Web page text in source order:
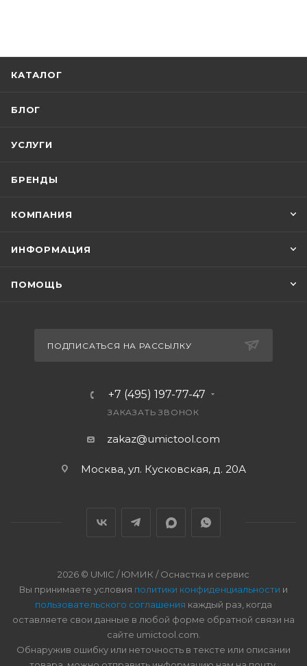
КАТАЛОГ
БЛОГ
УСЛУГИ
БРЕНДЫ
КОМПАНИЯ
ИНФОРМАЦИЯ
ПОМОЩЬ
ПОДПИСАТЬСЯ НА РАССЫЛКУ
+7 (495) 197-77-47
ЗАКАЗАТЬ ЗВОНОК
zakaz@umictool.com
Москва, ул. Кусковская, д. 20А
2026 © UMIC / ЮМИК / Оснастка и сервис
Вы принимаете условия политики конфиденциальности и
пользовательского соглашения каждый раз, когда
оставляете свои данные в любой форме обратной связи на
сайте umictool.com.
Обнаружив ошибку или неточность в тексте или описании